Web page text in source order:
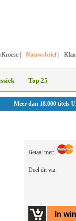
Nieuwsbrief
Top 25
Meer dan 18.000 titels
Betaal met:
Deel dit via: